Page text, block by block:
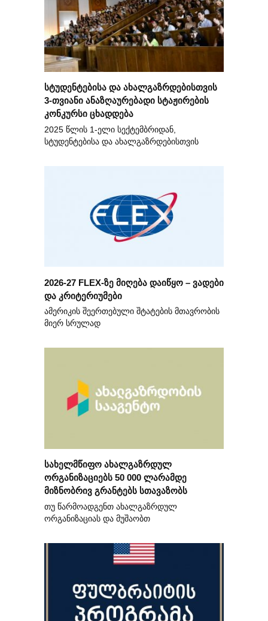
სტუდენტებისა და ახალგაზრდებისთვის
3-თვიანი ანაზღაურებადი სტაჟირების
კონკურსი ცხადდება
2025 წლის 1-ელი სექტემბრიდან,
სტუდენტებისა და ახალგაზრდებისთვის
2026-27 FLEX-ზე მიღება დაიწყო – ვადები
და კრიტერიუმები
ამერიკის შეერთებული შტატების მთავრობის
მიერ სრულად
სახელმწიფო ახალგაზრდულ
ორგანიზაციებს 50 000 ლარამდე
მიზნობრივ გრანტებს სთავაზობს
თუ წარმოადგენთ ახალგაზრდულ
ორგანიზაციას და მუშაობთ